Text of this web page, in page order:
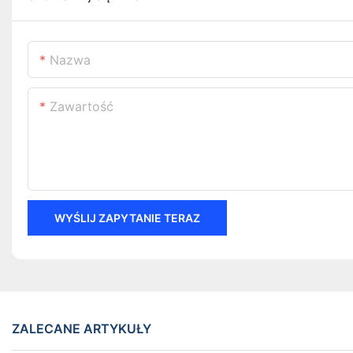
Nazwa
Zawartość
WYŚLIJ ZAPYTANIE TERAZ
ZALECANE ARTYKUŁY